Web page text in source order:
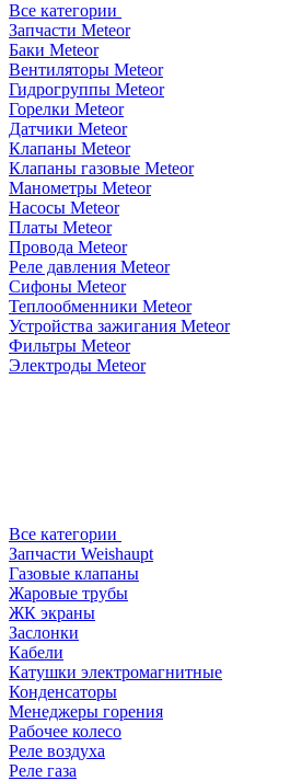
Все категории
Запчасти Meteor
Баки Meteor
Вентиляторы Meteor
Гидрогруппы Meteor
Горелки Meteor
Датчики Meteor
Клапаны Meteor
Клапаны газовые Meteor
Манометры Meteor
Насосы Meteor
Платы Meteor
Провода Meteor
Реле давления Meteor
Сифоны Meteor
Теплообменники Meteor
Устройства зажигания Meteor
Фильтры Meteor
Электроды Meteor
Все категории
Запчасти Weishaupt
Газовые клапаны
Жаровые трубы
ЖК экраны
Заслонки
Кабели
Катушки электромагнитные
Конденсаторы
Менеджеры горения
Рабочее колесо
Реле воздухa
Реле газа